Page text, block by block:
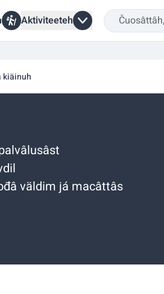
Aktiviteeteh
kiäinuh
väldim já macâttâs